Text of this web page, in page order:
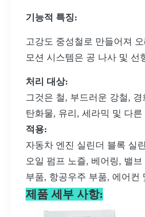
기능적 특징:
고강도 중성철로 만들어져
모션 시스템은 공 나사 및 선
처리 대상:
그것은 철, 부드러운 강철,
탄화물, 유리, 세라믹 및 다
적용:
자동차 엔진 실린더 블록 실
오일 펌프 노즐, 베어링, 밸
부품, 항공우주 부품, 에어컨
제품 세부 사항: